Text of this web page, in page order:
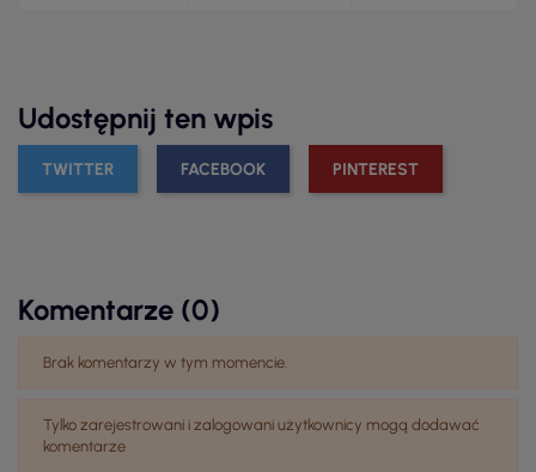
Udostępnij ten wpis
TWITTER FACEBOOK PINTEREST
Komentarze (0)
Brak komentarzy w tym momencie.
Tylko zarejestrowani i zalogowani użytkownicy mogą dodawać
komentarze